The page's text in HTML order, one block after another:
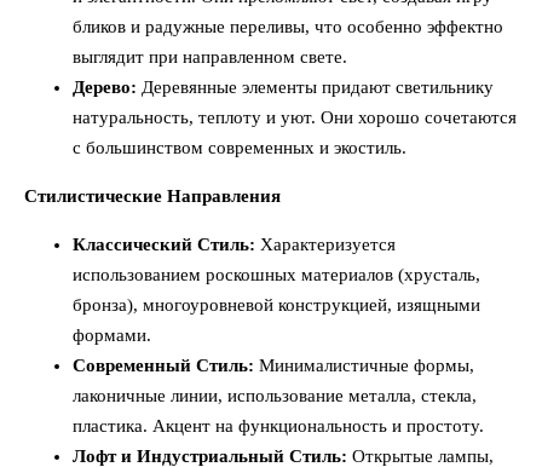
бликов и радужные переливы, что особенно эффектно
выглядит при направленном свете.
Дерево: Деревянные элементы придают светильнику
натуральность, теплоту и уют. Они хорошо сочетаются
с большинством современных и экостиль.
Стилистические Направления
Классический Стиль: Характеризуется
использованием роскошных материалов (хрусталь,
бронза), многоуровневой конструкцией, изящными
формами.
Современный Стиль: Минималистичные формы,
лаконичные линии, использование металла, стекла,
пластика. Акцент на функциональность и простоту.
Лофт и Индустриальный Стиль: Открытые лампы,